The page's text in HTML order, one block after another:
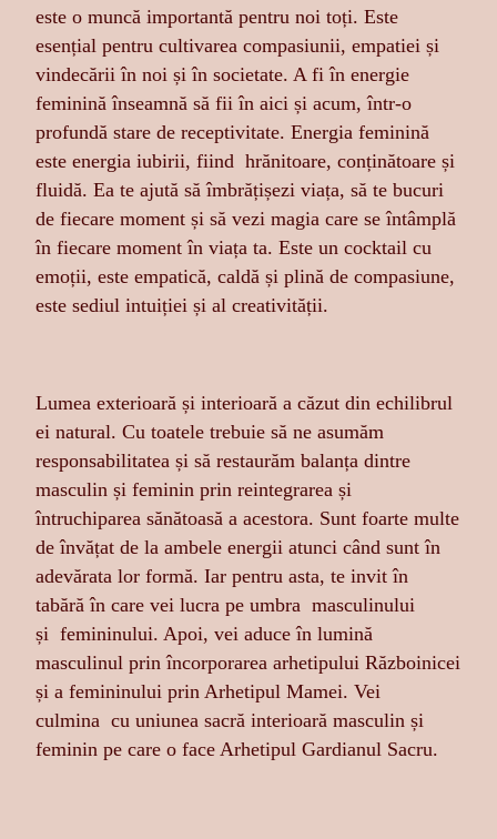
este o muncă importantă pentru noi toți. Este
esențial pentru cultivarea compasiunii, empatiei și
vindecării în noi și în societate. A fi în energie
feminină înseamnă să fii în aici și acum, într-o
profundă stare de receptivitate. Energia feminină
este energia iubirii, fiind hrănitoare, conținătoare și
fluidă. Ea te ajută să îmbrățișezi viața, să te bucuri
de fiecare moment și să vezi magia care se întâmplă
în fiecare moment în viața ta. Este un cocktail cu
emoții, este empatică, caldă și plină de compasiune,
este sediul intuiției și al creativității.
Lumea exterioară și interioară a căzut din echilibrul
ei natural. Cu toatele trebuie să ne asumăm
responsabilitatea și să restaurăm balanța dintre
masculin și feminin prin reintegrarea și
întruchiparea sănătoasă a acestora. Sunt foarte multe
de învățat de la ambele energii atunci când sunt în
adevărata lor formă. Iar pentru asta, te invit în
tabără în care vei lucra pe umbra masculinului
și femininului. Apoi, vei aduce în lumină
masculinul prin încorporarea arhetipului Războinicei
și a femininului prin Arhetipul Mamei. Vei
culmina cu uniunea sacră interioară masculin și
feminin pe care o face Arhetipul Gardianul Sacru.